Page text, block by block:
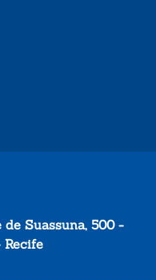
Suassuna, 500 -
Recife